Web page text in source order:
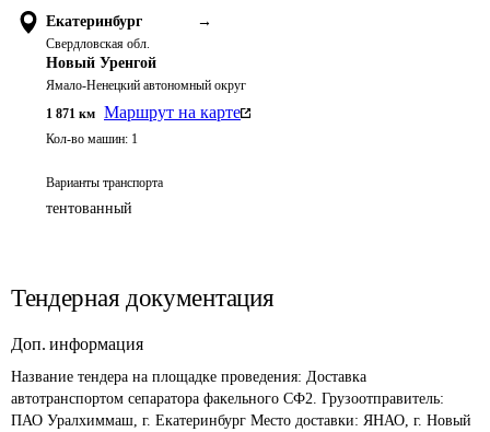
Екатеринбург →
Свердловская обл.
Новый Уренгой
Ямало-Ненецкий автономный округ
1 871 км Маршрут на карте
Кол-во машин: 1
Варианты транспорта
тентованный
Тендерная документация
Доп. информация
Название тендера на площадке проведения: Доставка
автотранспортом сепаратора факельного СФ2. Грузоотправитель:
ПАО Уралхиммаш, г. Екатеринбург Место доставки: ЯНАО, г. Новый